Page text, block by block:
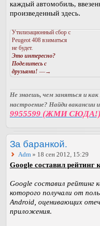
каждый автомобиль,
произведенный здесь.
Утилизационный сбор с
Peugeot 408 взиматься
не будет.
Это интересно?
Поделитесь с
друзьями! —→
Не знаешь, чем заняться и
настроение? Найди вакансии
9955599 (ЖМИ СЮДА!)
За баранкой.
Adm » 18 сен 2012, 15:29
Google составил рейтинг
Google составил рейтинг
которого получали от
Android, оценивающих
приложения.